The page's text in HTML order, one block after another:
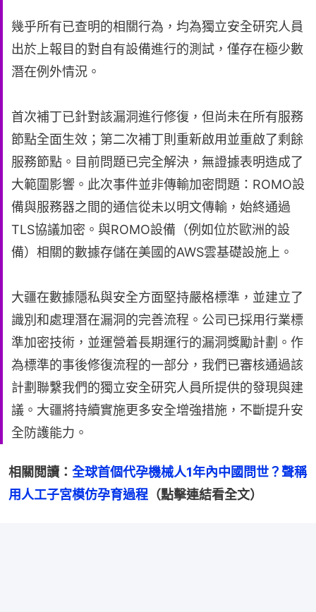
幾乎所有已查明的相關行為，均為獨立安全研究人員
出於上報目的對自有設備進行的測試，僅存在極少數
潛在例外情況。
首次補丁已針對該漏洞進行修復，但尚未在所有服務
節點全面生效；第二次補丁則重新啟用並重啟了剩餘
服務節點。目前問題已完全解決，無證據表明造成了
大範圍影響。此次事件並非傳輸加密問題：ROMO設
備與服務器之間的通信從未以明文傳輸，始終通過
TLS協議加密。與ROMO設備（例如位於歐洲的設
備）相關的數據存儲在美國的AWS雲基礎設施上。
大疆在數據隱私與安全方面堅持嚴格標準，並建立了
識別和處理潛在漏洞的完善流程。公司已採用行業標
準加密技術，並運營着長期運行的漏洞獎勵計劃。作
為標準的事後修復流程的一部分，我們已審核通過該
計劃聯繫我們的獨立安全研究人員所提供的發現與建
議。大疆將持續實施更多安全增強措施，不斷提升安
全防護能力。
相關閲讀： 全球首個代孕機械人1年內中國問世？聲稱
用人工子宮模仿孕育過程 （點擊連結看全文）